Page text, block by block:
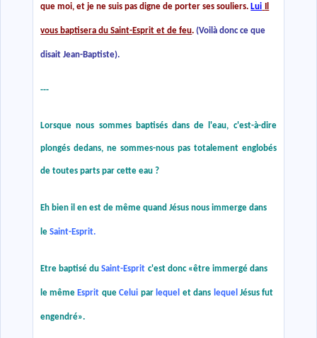
que moi, et je ne suis pas digne de porter ses souliers. Lui
vous baptisera du Saint-Esprit et de feu.(Voilà donc ce que
disait Jean-Baptiste).
---
Lorsque nous sommes baptisés dans de l'eau, c'est-à-dire
plongés dedans, ne sommes-nous pas totalement englobés
de toutes parts par cette eau ?
Eh bien il en est de même quand Jésus nous immerge dans
leSaint-Esprit.
Etre baptisé duSaint-Esprit c'est donc «être immergé dans
le même Esprit queCelui par lequel et dans lequelJésus fut
engendré».